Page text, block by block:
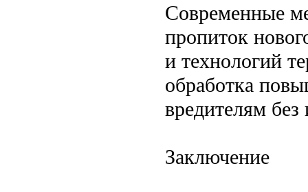
Современные
пропиток
и технологий
обработка
вредителям
Заключение